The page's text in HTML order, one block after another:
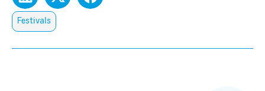
Festivals